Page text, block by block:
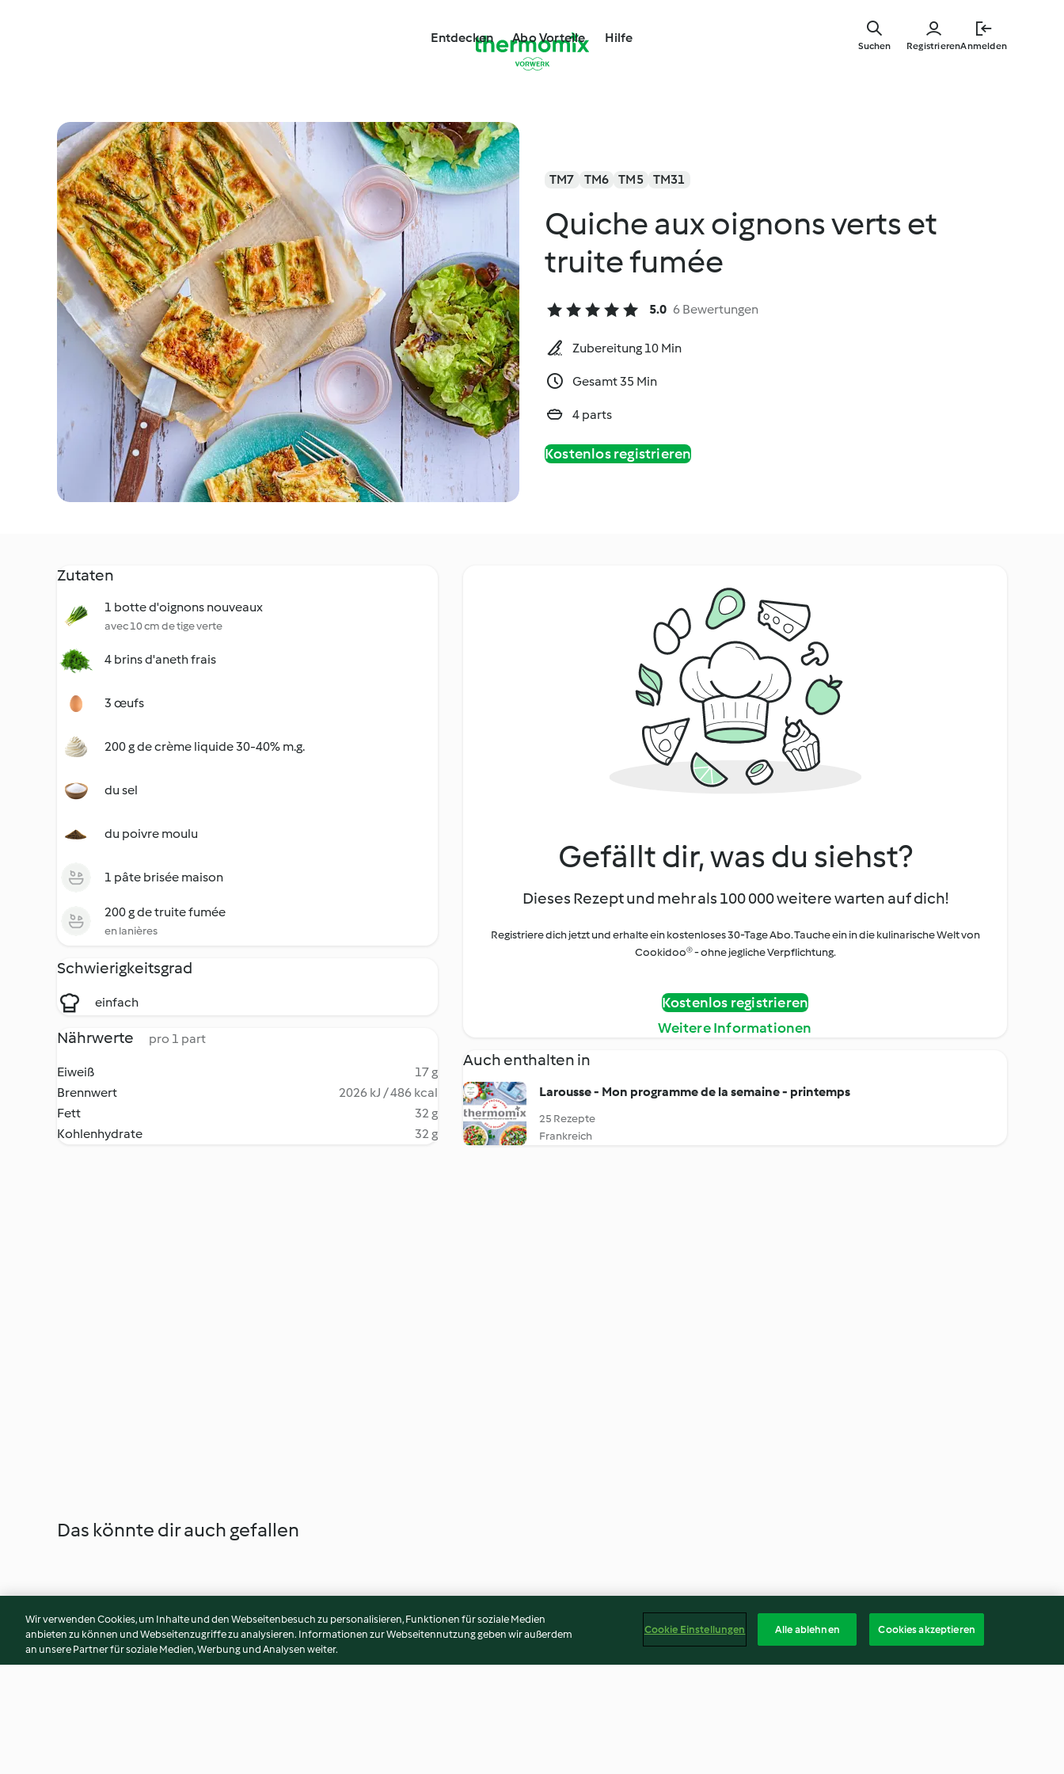
Entdecken Abo Vorteile Hilfe
RegistrierenAnmelden
Suchen
TM7 TM6 TM5 TM31
Quiche aux oignons verts et
truite fumée
5.0 6 Bewertungen
Zubereitung 10 Min
Gesamt 35 Min
4 parts
Kostenlos registrieren
Zutaten
1 botte d'oignons nouveaux
avec 10 cm de tige verte
4 brins d'aneth frais
3 œufs
200 g de crème liquide 30-40% m.g.
du sel
du poivre moulu
1 pâte brisée maison
200 g de truite fumée
en lanières
Schwierigkeitsgrad
einfach
Nährwerte pro 1 part
Eiweiß
17 g
Brennwert
2026 kJ / 486 kcal
Fett
32 g
Kohlenhydrate
32 g
Gefällt dir, was du siehst?
Dieses Rezept und mehr als 100 000 weitere warten auf dich!
Registriere dich jetzt und erhalte ein kostenloses 30-Tage Abo. Tauche ein in die kulinarische Welt von
Cookidoo® - ohne jegliche Verpflichtung.
Kostenlos registrieren
Weitere Informationen
Auch enthalten in
Larousse - Mon programme de la semaine - printemps
25 Rezepte
Frankreich
Das könnte dir auch gefallen
Wir verwenden Cookies, um Inhalte und den Webseitenbesuch zu personalisieren, Funktionen für soziale Medien
anbieten zu können und Webseitenzugriffe zu analysieren. Informationen zur Webseitennutzung geben wir außerdem
an unsere Partner für soziale Medien, Werbung und Analysen weiter.
Cookie Einstellungen Alle ablehnen Cookies akzeptieren